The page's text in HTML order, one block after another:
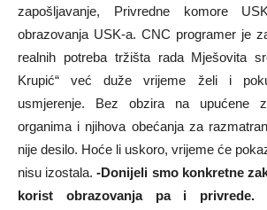
zapošljavanje, Privredne komore
obrazovanja USK-a. CNC programer je
realnih potreba tržišta rada Mješovita
Krupić“ već duže vrijeme želi i
usmjerenje. Bez obzira na upućene
organima i njihova obećanja za
nije desilo. Hoće li uskoro, vrijeme će
nisu izostala.-Donijeli smo konkretne
korist obrazovanja pa i privrede.